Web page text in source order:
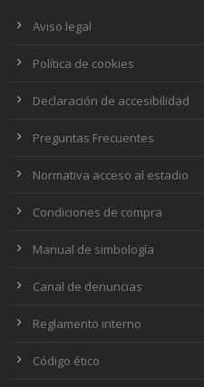
Aviso legal
Política de cookies
Declaración de accesibilidad
Preguntas Frecuentes
Normativa acceso al estadio
Condiciones de compra
Manual de simbología
Canal de denuncias
Reglamento interno
Código ético